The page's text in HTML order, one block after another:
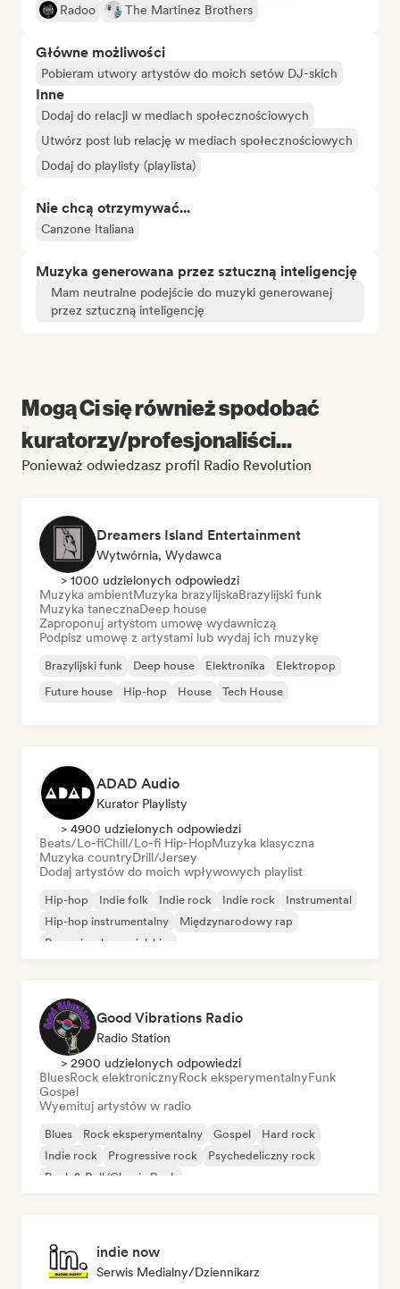
Radoo
The Martinez Brothers
Główne możliwości
Pobieram utwory artystów do moich setów DJ-skich
Inne
Dodaj do relacji w mediach społecznościowych
Utwórz post lub relację w mediach społecznościowych
Dodaj do playlisty (playlista)
Nie chcą otrzymywać...
Canzone Italiana
Muzyka generowana przez sztuczną inteligencję
Mam neutralne podejście do muzyki generowanej
przez sztuczną inteligencję
Mogą Ci się również spodobać
kuratorzy/profesjonaliści...
Ponieważ odwiedzasz profil Radio Revolution
Dreamers Island Entertainment
Wytwórnia, Wydawca
> 1000 udzielonych odpowiedzi
Muzyka ambientMuzyka brazylijskaBrazylijski funk
Muzyka tanecznaDeep house
Zaproponuj artystom umowę wydawniczą
Podpisz umowę z artystami lub wydaj ich muzykę
Brazylijski funk Deep house Elektronika
Elektropop
Future house
Hip-hop House Tech House
ADAD Audio
Kurator Playlisty
> 4900 udzielonych odpowiedzi
Beats/Lo-fiChill/Lo-fi Hip-HopMuzyka klasyczna
Muzyka countryDrill/Jersey
Dodaj artystów do moich wpływowych playlist
Hip-hop Indie folk Indie rock Indie rock
Instrumental
Hip-hop instrumentalny
Międzynarodowy rap
Rap w języku angielskim
Good Vibrations Radio
Radio Station
> 2900 udzielonych odpowiedzi
BluesRock elektronicznyRock eksperymentalnyFunk
Gospel
Wyemituj artystów w radio
Blues Rock eksperymentalny Gospel
Hard rock
Indie rock
Progressive rock
Psychedeliczny rock
Rock & Roll/Classic Rock
indie now
Serwis Medialny/Dziennikarz